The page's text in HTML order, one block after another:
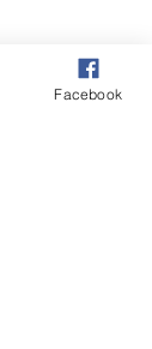
Facebook